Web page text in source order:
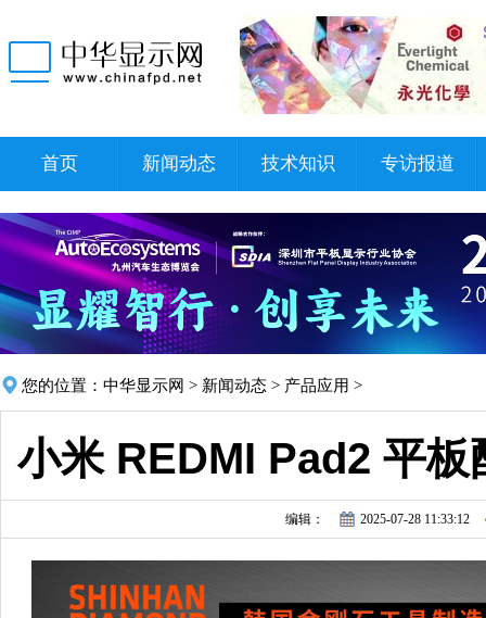
首页 新闻动态 技术知识 专访报道
您的位置： 中华显示网 > 新闻动态 > 产品应用 >
小米 REDMI Pad2 平
编辑： 2025-07-28 11:33:12